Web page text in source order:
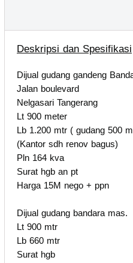
Deskripsi dan Spesifikasi
Dijual gudang gandeng
Jalan boulevard
Nelgasari Tangerang
Lt 900 meter
Lb 1.200 mtr ( gudang 500
(Kantor sdh renov bagus)
Pln 164 kva
Surat hgb an pt
Harga 15M nego + ppn
Dijual gudang bandara mas.
Lt 900 mtr
Lb 660 mtr
Surat hgb